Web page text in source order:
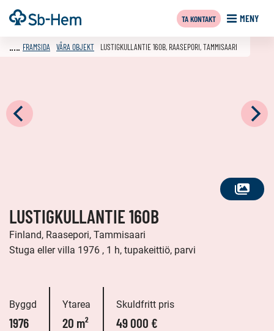
Till
innehållet
Framsida MENY
TA KONTAKT
SE
FRAMSIDA VÅRA OBJEKT LUSTIGKULLANTIE 160B, RAASEPORI, TAMMISAARI
LUSTIGKULLANTIE 160B
Finland, Raasepori, Tammisaari
Stuga eller villa 1976 , 1 h, tupakeittiö, parvi
Byggd
1976
Ytarea
20 m²
Skuldfritt pris
49 000 €